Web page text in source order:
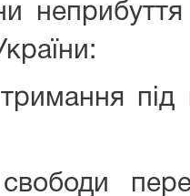
під